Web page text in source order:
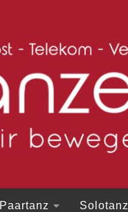
Paartanz Solotanz